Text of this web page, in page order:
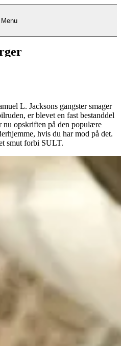
Frokostordning
&Bagerier
Eventkalender
Køb gavekort
Kundeservice
Menu
L. Jacksons gangster smager
er blevet en fast bestanddel
opskriften på den populære
hvis du har mod på det.
smut forbi SULT.